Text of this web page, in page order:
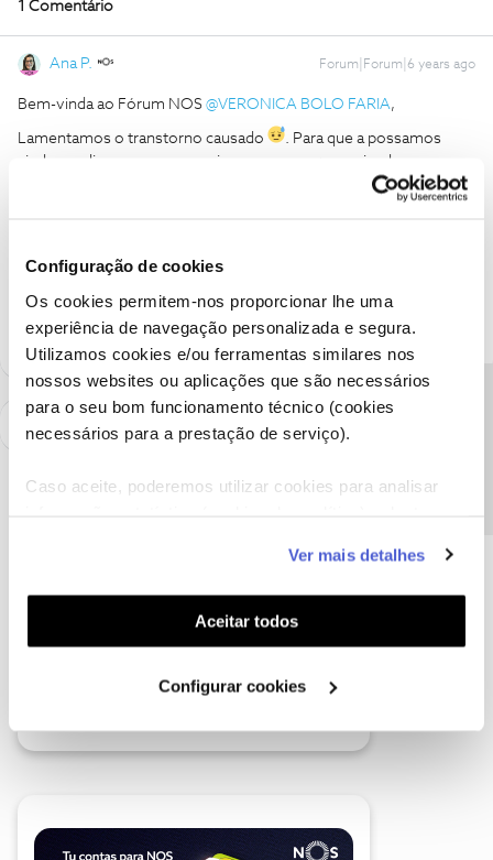
Configuração de cookies
Os cookies permitem-nos proporcionar lhe uma
experiência de navegação personalizada e segura.
Utilizamos cookies e/ou ferramentas similares nos
nossos websites ou aplicações que são necessários
para o seu bom funcionamento técnico (cookies
necessários para a prestação de serviço).
Caso aceite, poderemos utilizar cookies para analisar
funcionalidades (cookies de personalização e
funcionalidade) e adaptar anúncios aos seus interesses
(cookies de publicidade personalizada). Pode gerir a
utilização dos cookies clicando em "Configurar
Ver mais detalhes
Aceitar todos
Configurar cookies
1 Comentário
Ana P. Forum|Forum|6 years ago
Bem-vinda ao Fórum NOS @VERONICA BOLO FARIA,
Lamentamos o transtorno causado
. Para que a possamos
ajudar, pedimos que nos envie uma mensagem privada com o
seu número de cliente NOS ou o NIF do titular, por favor.
como "Melhor Resposta" e faça "Like" nos melhores comentários.